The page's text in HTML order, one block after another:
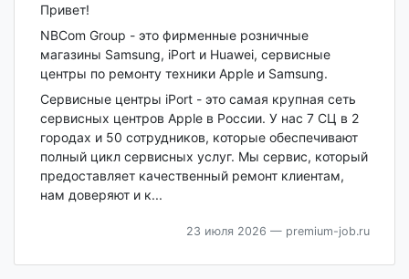
Привет!
NBCom Group - это фирменные розничные
магазины Samsung, iPort и Huawei, сервисные
центры по ремонту техники Apple и Samsung.
Сервисные центры iPort - это самая крупная сеть
сервисных центров Apple в России. У нас 7 СЦ в 2
городах и 50 сотрудников, которые обеспечивают
полный цикл сервисных услуг. Мы сервис, который
предоставляет качественный ремонт клиентам,
нам доверяют и к...
23 июля 2026 — premium-job.ru